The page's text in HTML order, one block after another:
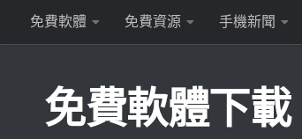
Skip to content
免費軟體 免費資源 手機新聞
免費軟體下載